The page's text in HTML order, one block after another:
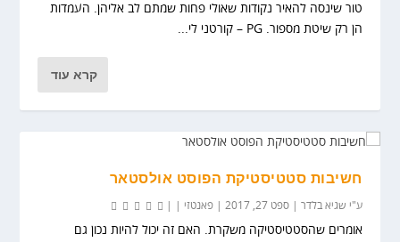
טור שינסה להאיר נקודות שאולי פחות שמתם לב אליהן. העמדות
הן רק שיטת מספור. PG – קורטני לי...
קרא עוד
חשיבות סטטיסטיקת הפוסט אולסטאר
ע"י שגיא בלדר |ספט 27, 2017 |פאנטזי
אומרים שהסטטיסטיקה משקרת. האם זה יכול להיות נכון גם